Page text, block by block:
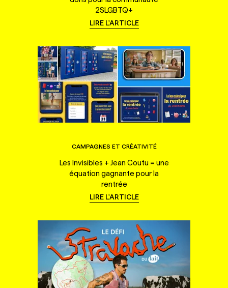
2SLGBTQ+
LIRE L'ARTICLE
CAMPAGNES ET CRÉATIVITÉ
Les Invisibles + Jean Coutu = une
équation gagnante pour la
rentrée
LIRE L'ARTICLE